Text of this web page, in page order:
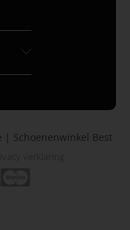
| Schoenenwinkel Best